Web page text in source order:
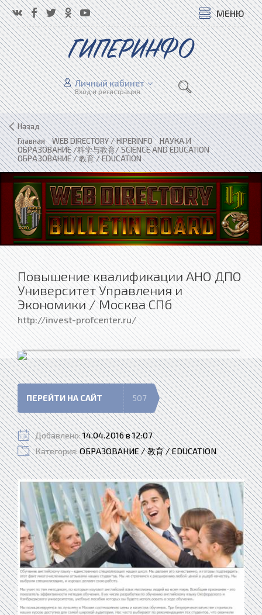
МЕНЮ
ГИПЕРИНФО
Личный кабинет
Вход и регистрация
Назад
Главная»WEB DIRECTORY / HIPERINFO»НАУКА И
ОБРАЗОВАНИЕ /科学与教育/ SCIENCE AND EDUCATION»
ОБРАЗОВАНИЕ / 教育 / EDUCATION
Повышение квалификации АНО ДПО
Университет Управления и
Экономики / Москва СПб
http://invest-profcenter.ru/
ПЕРЕЙТИ НА САЙТ 507
Добавлено:14.04.2016 в 12:07
Категория:ОБРАЗОВАНИЕ / 教育 / EDUCATION